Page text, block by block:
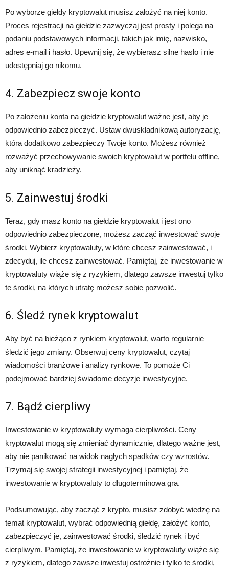
Po wyborze giełdy kryptowalut musisz założyć na niej konto.
Proces rejestracji na giełdzie zazwyczaj jest prosty i polega na
podaniu podstawowych informacji, takich jak imię, nazwisko,
adres e-mail i hasło. Upewnij się, że wybierasz silne hasło i nie
udostępniaj go nikomu.
4. Zabezpiecz swoje konto
Po założeniu konta na giełdzie kryptowalut ważne jest, aby je
odpowiednio zabezpieczyć. Ustaw dwuskładnikową autoryzację,
która dodatkowo zabezpieczy Twoje konto. Możesz również
rozważyć przechowywanie swoich kryptowalut w portfelu offline,
aby uniknąć kradzieży.
5. Zainwestuj środki
Teraz, gdy masz konto na giełdzie kryptowalut i jest ono
odpowiednio zabezpieczone, możesz zacząć inwestować swoje
środki. Wybierz kryptowaluty, w które chcesz zainwestować, i
zdecyduj, ile chcesz zainwestować. Pamiętaj, że inwestowanie w
kryptowaluty wiąże się z ryzykiem, dlatego zawsze inwestuj tylko
te środki, na których utratę możesz sobie pozwolić.
6. Śledź rynek kryptowalut
Aby być na bieżąco z rynkiem kryptowalut, warto regularnie
śledzić jego zmiany. Obserwuj ceny kryptowalut, czytaj
wiadomości branżowe i analizy rynkowe. To pomoże Ci
podejmować bardziej świadome decyzje inwestycyjne.
7. Bądź cierpliwy
Inwestowanie w kryptowaluty wymaga cierpliwości. Ceny
kryptowalut mogą się zmieniać dynamicznie, dlatego ważne jest,
aby nie panikować na widok nagłych spadków czy wzrostów.
Trzymaj się swojej strategii inwestycyjnej i pamiętaj, że
inwestowanie w kryptowaluty to długoterminowa gra.
Podsumowując, aby zacząć z krypto, musisz zdobyć wiedzę na
temat kryptowalut, wybrać odpowiednią giełdę, założyć konto,
zabezpieczyć je, zainwestować środki, śledzić rynek i być
cierpliwym. Pamiętaj, że inwestowanie w kryptowaluty wiąże się
z ryzykiem, dlatego zawsze inwestuj ostrożnie i tylko te środki,